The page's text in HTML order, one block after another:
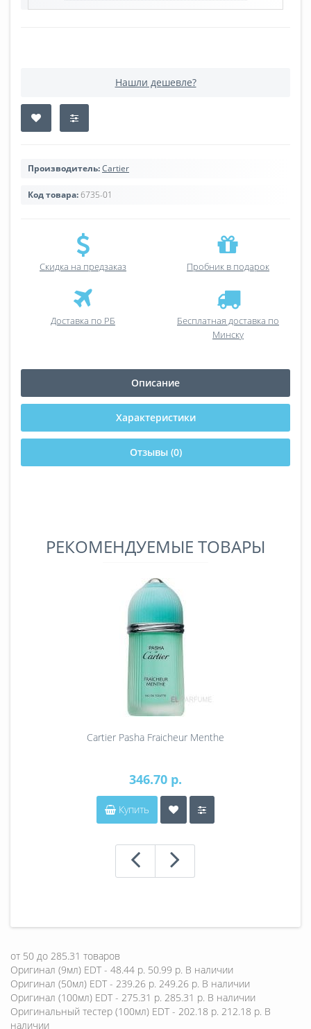
Нашли дешевле?
Производитель:Cartier
Код товара:6735-01
Скидка на предзаказ Пробник в подарок
Доставка по РБ
Бесплатная доставка по
Минску
Описание
Характеристики
Отзывы (0)
РЕКОМЕНДУЕМЫЕ ТОВАРЫ
Cartier Pasha Fraicheur Menthe
346.70 р.
Купить
от 50 до 285.31 товаров
Оригинал (9мл) EDT - 48.44 р. 50.99 р. В наличии
Оригинал (50мл) EDT - 239.26 р. 249.26 р. В наличии
Оригинал (100мл) EDT - 275.31 р. 285.31 р. В наличии
Оригинальный тестер (100мл) EDT - 202.18 р. 212.18 р. В
наличии